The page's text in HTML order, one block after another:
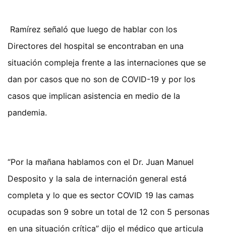
Ramírez señaló que luego de hablar con los
Directores del hospital se encontraban en una
situación compleja frente a las internaciones que se
dan por casos que no son de COVID-19 y por los
casos que implican asistencia en medio de la
pandemia.
“Por la mañana hablamos con el Dr. Juan Manuel
Desposito y la sala de internación general está
completa y lo que es sector COVID 19 las camas
ocupadas son 9 sobre un total de 12 con 5 personas
en una situación crítica” dijo el médico que articula